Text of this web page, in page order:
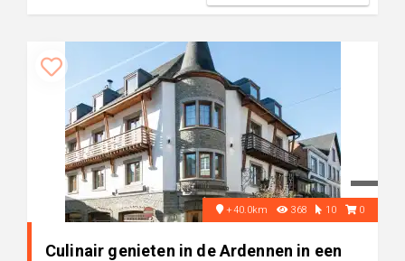
+40.0km 368 10 0
Culinair genieten in de Ardennen in een